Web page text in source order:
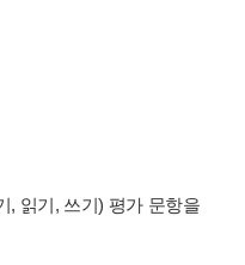
, 읽기, 쓰기) 평가 문항을